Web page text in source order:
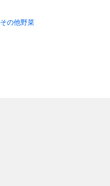
その他野菜